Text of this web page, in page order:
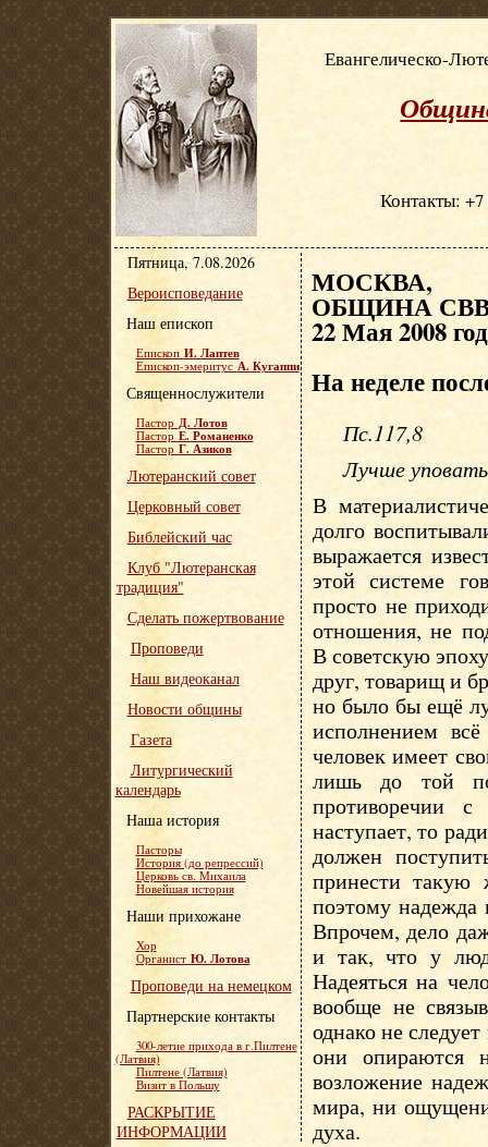
Евангелическо-
Контакты: +7
МОСКВА,
ОБЩИНА
22 Мая 2008
На неделе
Пс.117,8
Лучше
В
долго
выражается
этой системе
просто не
отношения, не
В советскую
друг, товарищ и
но было бы ещё
исполнением
человек имеет
лишь до той
противоречии с
наступает, то
должен
принести такую
поэтому надежда
Впрочем, дело
и так, что у
Надеяться на
вообще не
однако не
они опираются
возложение
мира, ни
духа.
Пятница, 7.08.2026
Вероисповедание
Наш епископ
Епископ И. Лаптев
Епископ-эмеритус А. Кугаппи
Священнослужители
Пастор Д. Лотов
Пастор Е. Романенко
Пастор Г. Азиков
Лютеранский совет
Церковный совет
Библейский час
Клуб "Лютеранская
традиция"
Сделать пожертвование
Проповеди
Наш видеоканал
Новости общины
Газета
Литургический
календарь
Наша история
Пасторы
История (до репрессий)
Церковь св. Михаила
Новейшая история
Наши прихожане
Хор
Органист Ю. Лотова
Проповеди на немецком
Партнерские контакты
300-летие прихода в г.Пилтене
(Латвия)
Пилтене (Латвия)
Визит в Польшу
РАСКРЫТИЕ
ИНФОРМАЦИИ